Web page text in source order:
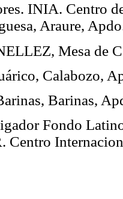
INIA. Centro
Araure,
Mesa de
Calabozo,
Barinas,
Fondo
Centro